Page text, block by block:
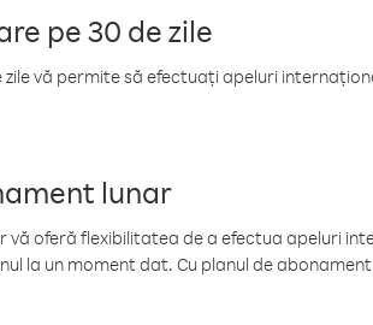
pe 30 de zile
zile vă permite să efectuați apeluri
lunar
vă oferă flexibilitatea de a efectua apeluri
la un moment dat. Cu planul de